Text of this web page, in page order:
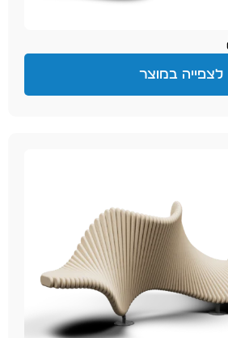
לצפייה במוצר